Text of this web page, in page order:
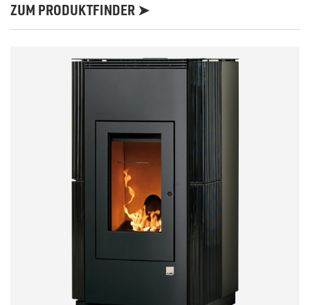
ZUM PRODUKTFINDER ➤